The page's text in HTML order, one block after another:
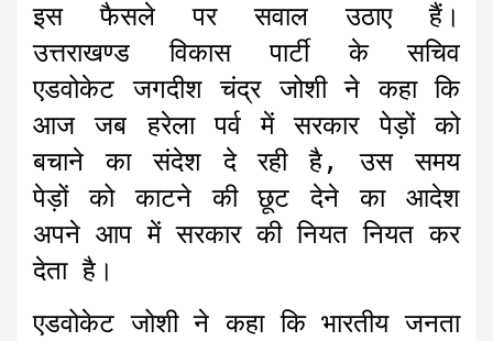
इस फैसले पर सवाल उठाए हैं।
उत्तराखण्ड विकास पार्टी के सचिव
एडवोकेट जगदीश चंद्र जोशी ने कहा कि
आज जब हरेला पर्व में सरकार पेड़ों को
बचाने का संदेश दे रही है, उस समय
पेड़ों को काटने की छूट देने का आदेश
अपने आप में सरकार की नियत नियत कर
देता है।
एडवोकेट जोशी ने कहा कि भारतीय जनता